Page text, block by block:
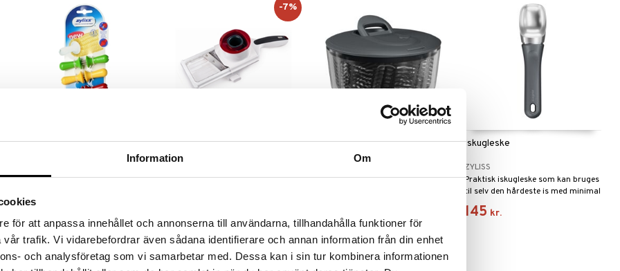
Information Om
för att anpassa innehållet och annonserna till användarna, tillhandahålla funktioner för
trafik. Vi vidarebefordrar även sådana identifierare och annan information från din enhet
och analysföretag som vi samarbetar med. Dessa kan i sin tur kombinera informationen
Majskolbeholdere Sæt
Smarte majskolbeholdere fra Zyliss
indeholder fire par holdere.
Mini håndmandolin
Mandolin med 6 forskellige
-7%
Easy Spin S Salatslynge
Med vores salatslynge vasker og
Iskugleske
ZYLISS
Praktisk iskugleske som kan bruges
til selv den hårdeste is med minimal
anstrengelse!
145 kr.